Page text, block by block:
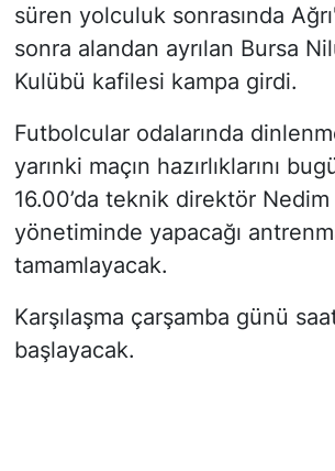
süren yolculuk sonrasında
sonra alandan ayrılan Bursa
Kulübü kafilesi kampa girdi.
Futbolcular odalarında
yarınki maçın hazırlıklarını
16.00’da teknik direktör
yönetiminde yapacağı
tamamlayacak.
Karşılaşma çarşamba günü
başlayacak.